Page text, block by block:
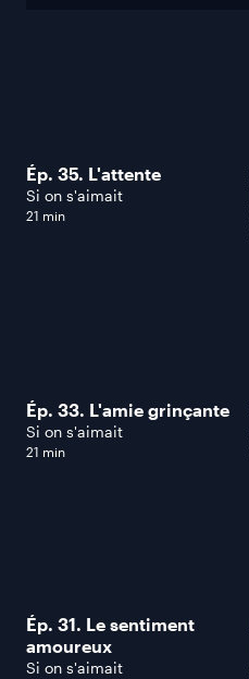
Ép. 35. L'attente
Si on s'aimait
21 min
Ép. 33. L'amie grinçante
Si on s'aimait
21 min
Ép. 31. Le sentiment
amoureux
Si on s'aimait